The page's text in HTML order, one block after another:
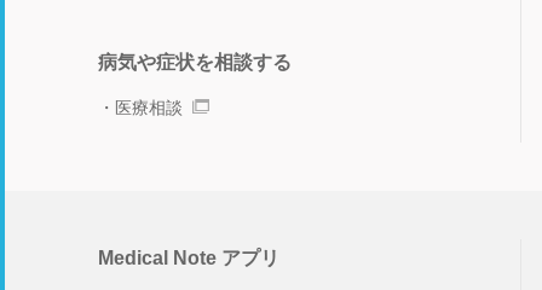
病気や症状を相談する
医療相談
Medical Note アプリ